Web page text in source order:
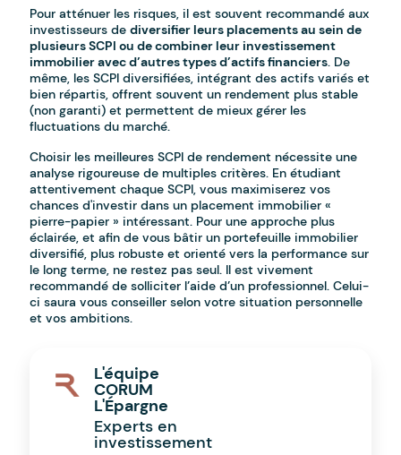
Pour atténuer les risques, il est souvent recommandé aux
investisseurs dediversifier leurs placements au sein de
plusieurs SCPI ou de combiner leur investissement
immobilier avec d’autres types d’actifs financiers. De
même, les SCPI diversifiées, intégrant des actifs variés et
bien répartis, offrent souvent un rendement plus stable
(non garanti) et permettent de mieux gérer les
fluctuations du marché.
Choisir les meilleures SCPI de rendement nécessite une
analyse rigoureuse de multiples critères. En étudiant
attentivement chaque SCPI, vous maximiserez vos
chances d'investir dans un placement immobilier «
pierre-papier » intéressant. Pour une approche plus
éclairée, et afin de vous bâtir un portefeuille immobilier
diversifié, plus robuste et orienté vers la performance sur
le long terme, ne restez pas seul. Il est vivement
recommandé de solliciter l’aide d’un professionnel. Celui-
ci saura vous conseiller selon votre situation personnelle
et vos ambitions.
L'équipe
CORUM
L'Épargne
Experts en
investissement